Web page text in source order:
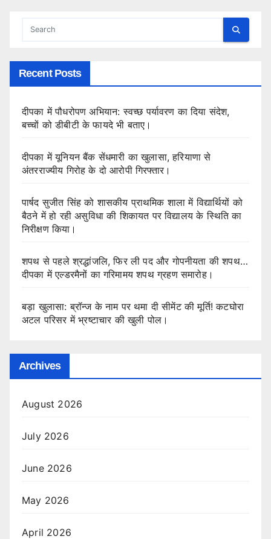
Recent Posts
दीपका में पौधरोपण अभियान: स्वच्छ पर्यावरण का दिया संदेश,
बच्चों को डीबीटी के फायदे भी बताए।
दीपका में यूनियन बैंक सेंधमारी का खुलासा, हरियाणा से
अंतरराज्यीय गिरोह के दो आरोपी गिरफ्तार।
पार्षद सुजीत सिंह को शासकीय प्राथमिक शाला में विद्यार्थियों को
बैठने में हो रही असुविधा की शिकायत पर विद्यालय के स्थिति का
निरीक्षण किया।
शपथ से पहले श्रद्धांजलि, फिर ली पद और गोपनीयता की शपथ…
दीपका में एल्डरमैनों का गरिमामय शपथ ग्रहण समारोह।
बड़ा खुलासा: ब्रॉन्ज के नाम पर थमा दी सीमेंट की मूर्ति! कटघोरा
अटल परिसर में भ्रष्टाचार की खुली पोल।
Archives
August 2026
July 2026
June 2026
May 2026
April 2026